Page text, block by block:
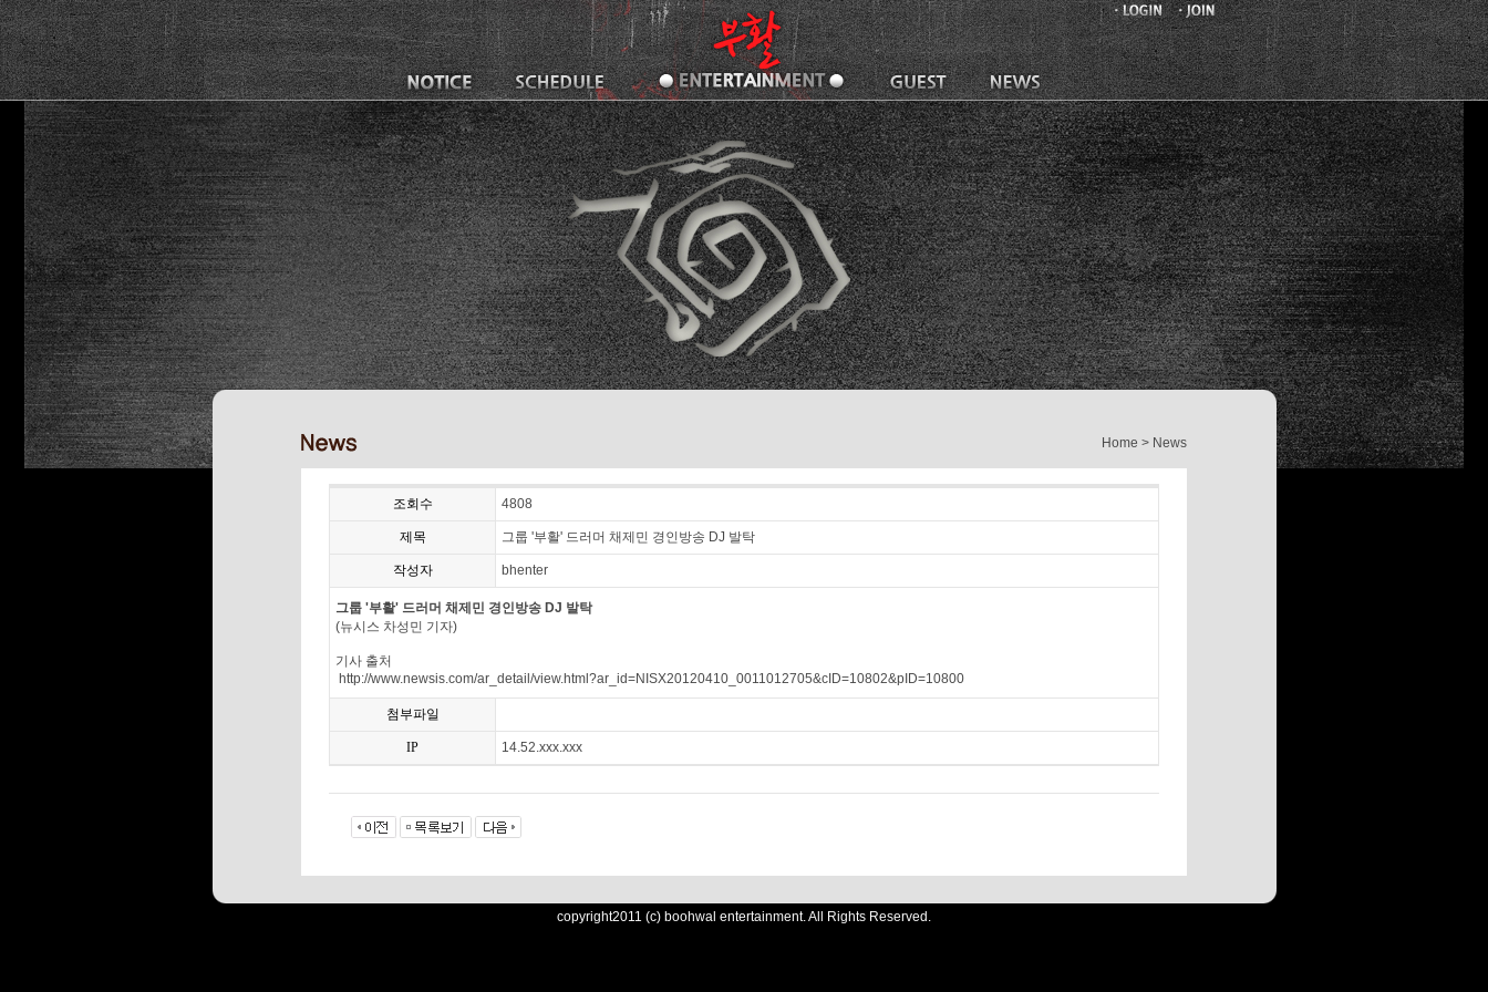
Home > News
조회수 4808
제목 그룹 '부활' 드러머 채제민 경인방송 DJ 발탁
작성자 bhenter
그룹 '부활' 드러머 채제민 경인방송 DJ 발탁
(뉴시스 차성민 기자)
기사 출처
http://www.newsis.com/ar_detail/view.html?ar_id=NISX20120410_0011012705&cID=10802&pID=10800
첨부파일
IP 14.52.xxx.xxx
copyright2011 (c) boohwal entertainment. All Rights Reserved.